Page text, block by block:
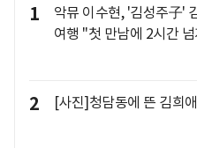
1
악뮤 이수현, '김성주子'
여행 "첫 만남에 2시간
2 [사진]청담동에 뜬 김희애